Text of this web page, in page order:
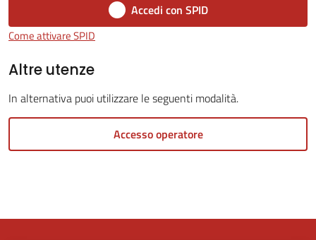
Seguici
su
Accedi con SPID
Come attivare SPID
Altre utenze
In alternativa puoi utilizzare le seguenti modalità.
Accesso operatore